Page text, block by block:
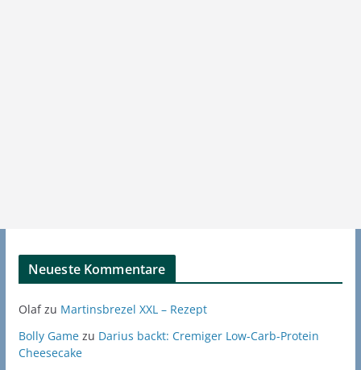
Neueste Kommentare
Olafzu Martinsbrezel XXL – Rezept
Bolly Gamezu Darius backt: Cremiger Low-Carb-Protein
Cheesecake